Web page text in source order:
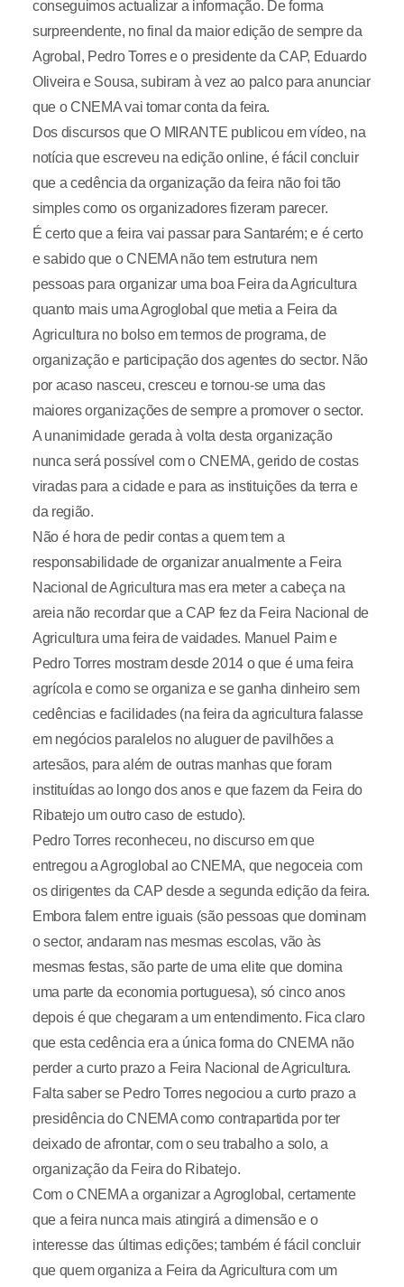
conseguimos actualizar a informação. De forma
surpreendente, no final da maior edição de sempre da
Agrobal, Pedro Torres e o presidente da CAP, Eduardo
Oliveira e Sousa, subiram à vez ao palco para anunciar
que o CNEMA vai tomar conta da feira.
Dos discursos que O MIRANTE publicou em vídeo, na
notícia que escreveu na edição online, é fácil concluir
que a cedência da organização da feira não foi tão
simples como os organizadores fizeram parecer.
É certo que a feira vai passar para Santarém; e é certo
e sabido que o CNEMA não tem estrutura nem
pessoas para organizar uma boa Feira da Agricultura
quanto mais uma Agroglobal que metia a Feira da
Agricultura no bolso em termos de programa, de
organização e participação dos agentes do sector. Não
por acaso nasceu, cresceu e tornou-se uma das
maiores organizações de sempre a promover o sector.
A unanimidade gerada à volta desta organização
nunca será possível com o CNEMA, gerido de costas
viradas para a cidade e para as instituições da terra e
da região.
Não é hora de pedir contas a quem tem a
responsabilidade de organizar anualmente a Feira
Nacional de Agricultura mas era meter a cabeça na
areia não recordar que a CAP fez da Feira Nacional de
Agricultura uma feira de vaidades. Manuel Paim e
Pedro Torres mostram desde 2014 o que é uma feira
agrícola e como se organiza e se ganha dinheiro sem
cedências e facilidades (na feira da agricultura falasse
em negócios paralelos no aluguer de pavilhões a
artesãos, para além de outras manhas que foram
instituídas ao longo dos anos e que fazem da Feira do
Ribatejo um outro caso de estudo).
Pedro Torres reconheceu, no discurso em que
entregou a Agroglobal ao CNEMA, que negoceia com
os dirigentes da CAP desde a segunda edição da feira.
Embora falem entre iguais (são pessoas que dominam
o sector, andaram nas mesmas escolas, vão às
mesmas festas, são parte de uma elite que domina
uma parte da economia portuguesa), só cinco anos
depois é que chegaram a um entendimento. Fica claro
que esta cedência era a única forma do CNEMA não
perder a curto prazo a Feira Nacional de Agricultura.
Falta saber se Pedro Torres negociou a curto prazo a
presidência do CNEMA como contrapartida por ter
deixado de afrontar, com o seu trabalho a solo, a
organização da Feira do Ribatejo.
Com o CNEMA a organizar a Agroglobal, certamente
que a feira nunca mais atingirá a dimensão e o
interesse das últimas edições; também é fácil concluir
que quem organiza a Feira da Agricultura com um